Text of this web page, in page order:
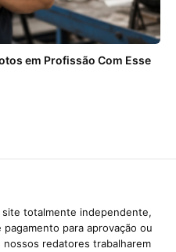
em Profissão Com Esse
site totalmente independente,
para aprovação ou
redatores trabalharem